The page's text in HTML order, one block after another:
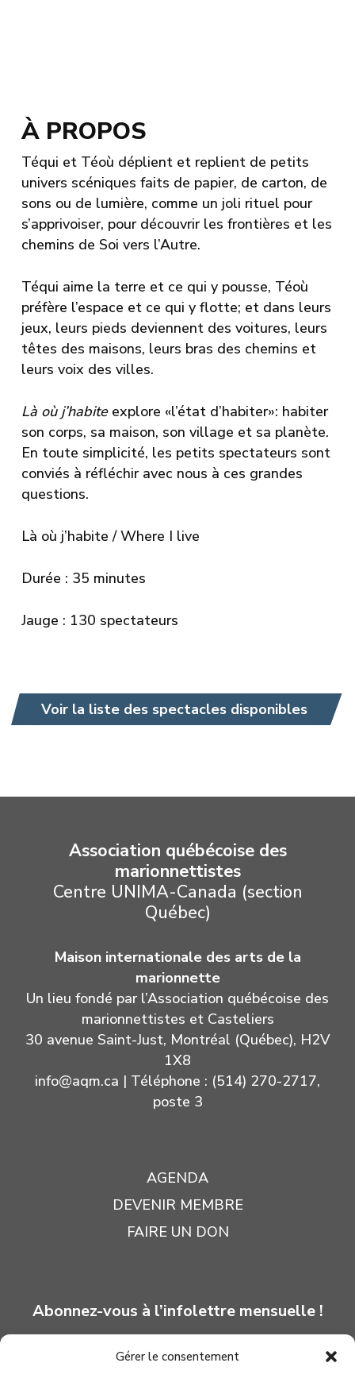
Gérer le consentement
À PROPOS
Téqui et Téoù déplient et replient de petits
univers scéniques faits de papier, de carton, de
sons ou de lumière, comme un joli rituel pour
s’apprivoiser, pour découvrir les frontières et les
chemins de Soi vers l’Autre.
Téqui aime la terre et ce qui y pousse, Téoù
préfère l’espace et ce qui y flotte; et dans leurs
jeux, leurs pieds deviennent des voitures, leurs
têtes des maisons, leurs bras des chemins et
leurs voix des villes.
Là où j’habiteexplore «l’état d’habiter»: habiter
son corps, sa maison, son village et sa planète.
En toute simplicité, les petits spectateurs sont
conviés à réfléchir avec nous à ces grandes
questions.
Là où j’habite / Where I live
Durée : 35 minutes
Jauge : 130 spectateurs
Voir la liste des spectacles disponibles
Association québécoise des
marionnettistes
Centre UNIMA-Canada (section
Québec)
Maison internationale des arts de la
marionnette
Un lieu fondé par l’Association québécoise des
marionnettistes et Casteliers
30 avenue Saint-Just, Montréal (Québec), H2V
1X8
info@aqm.ca | Téléphone : (514) 270-2717,
poste 3
AGENDA
DEVENIR MEMBRE
FAIRE UN DON
Abonnez-vous à l’infolettre mensuelle !